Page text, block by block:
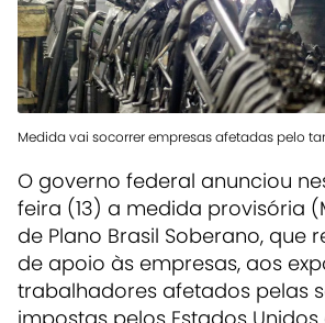
Medida vai socorrer empresas afetadas pelo
O governo federal anunciou
feira (13) a medida provisória
de Plano Brasil Soberano, que
de apoio às empresas, aos
trabalhadores afetados pelas